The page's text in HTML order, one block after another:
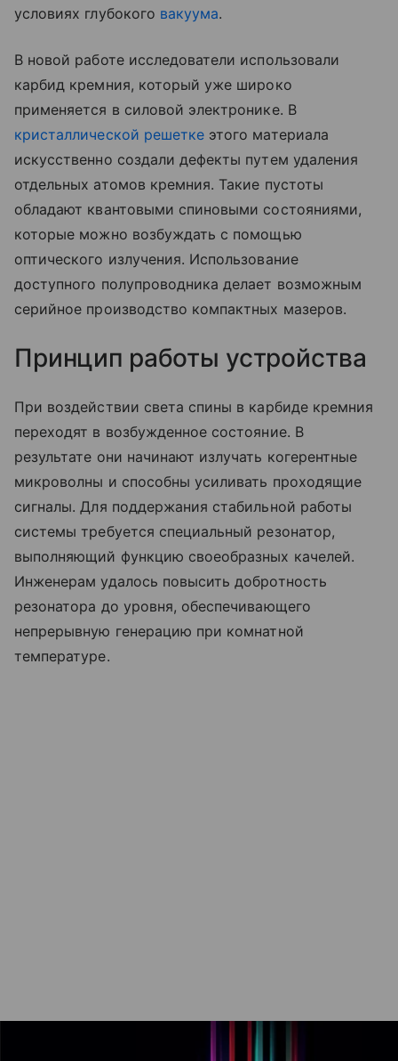
условиях глубокого вакуума.
В новой работе исследователи использовали
карбид кремния, который уже широко
применяется в силовой электронике. В
кристаллической решетке этого материала
искусственно создали дефекты путем удаления
отдельных атомов кремния. Такие пустоты
обладают квантовыми спиновыми состояниями,
которые можно возбуждать с помощью
оптического излучения. Использование
доступного полупроводника делает возможным
серийное производство компактных мазеров.
Принцип работы устройства
При воздействии света спины в карбиде кремния
переходят в возбужденное состояние. В
результате они начинают излучать когерентные
микроволны и способны усиливать проходящие
сигналы. Для поддержания стабильной работы
системы требуется специальный резонатор,
выполняющий функцию своеобразных качелей.
Инженерам удалось повысить добротность
резонатора до уровня, обеспечивающего
непрерывную генерацию при комнатной
температуре.